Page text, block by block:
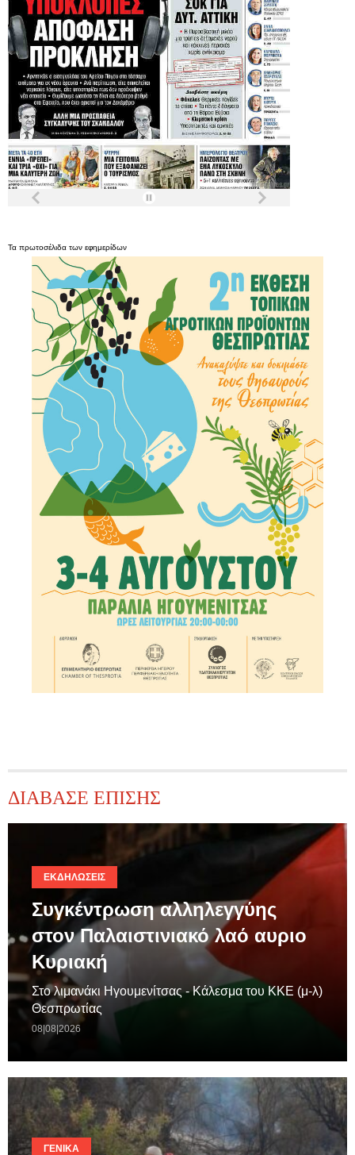
Τα πρωτοσέλιδα των εφημερίδων
ΔΙΑΒΑΣΕ ΕΠΙΣΗΣ
ΕΚΔΗΛΏΣΕΙΣ
Συγκέντρωση αλληλεγγύης
στον Παλαιστινιακό λαό αυριο
Κυριακή
Στο λιμανάκι Ηγουμενίτσας - Κάλεσμα του ΚΚΕ (μ-λ)
Θεσπρωτίας
08|08|2026
ΓΕΝΙΚΆ